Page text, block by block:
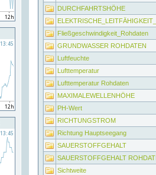
DURCHFAHRTSHÖHE
Fließgeschwindigkeit_Rohdaten
GRUNDWASSER ROHDATEN
Luftfeuchte
Lufttemperatur
Lufttemperatur Rohdaten
MAXIMALEWELLENHÖHE
PH-Wert
RICHTUNGSTROM
Richtung Hauptseegang
SAUERSTOFFGEHALT
SAUERSTOFFGEHALT
Sichtweite